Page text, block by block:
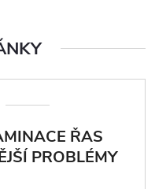
ŘAS
PROBLÉMY